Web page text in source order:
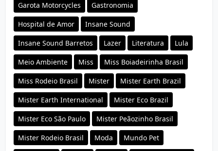
Garota Motorcycles Gastronomia
Hospital de Amor Insane Sound
Insane Sound Barretos Lazer Literatura Lula
Meio Ambiente Miss Miss Boiadeirinha Brasil
Miss Rodeio Brasil Mister Mister Earth Brazil
Mister Earth International Mister Eco Brazil
Mister Eco São Paulo Mister Peãozinho Brasil
Mister Rodeio Brasil Moda Mundo Pet